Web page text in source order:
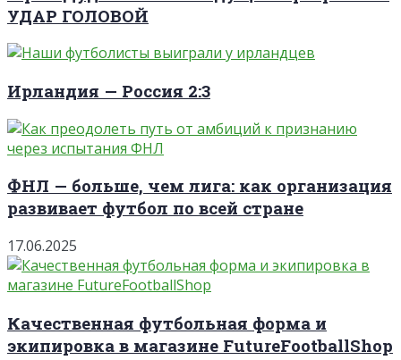
УДАР ГОЛОВОЙ
Ирландия — Россия 2:3
ФНЛ — больше, чем лига: как организация
развивает футбол по всей стране
17.06.2025
Качественная футбольная форма и
экипировка в магазине FutureFootballShop